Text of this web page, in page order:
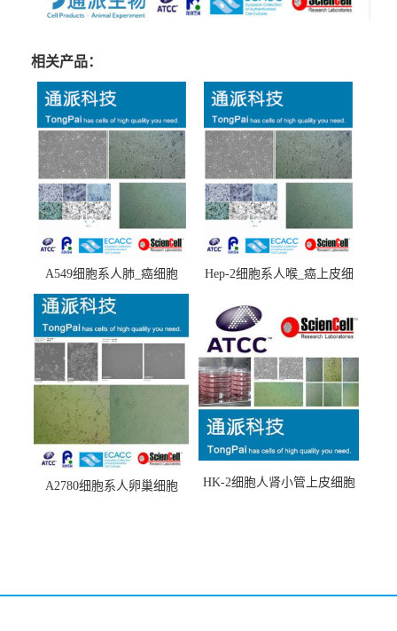
相关产品：
A549细胞系人肺_癌细胞
(A549细胞)
Hep-2细胞系人喉_癌上皮细
A2780细胞系人卵巢细胞
HK-2细胞人肾小管上皮细胞